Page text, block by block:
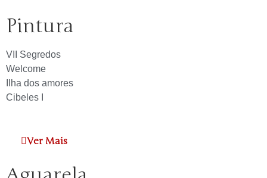
Pintura
VII Segredos
Welcome
Ilha dos amores
Cibeles I
Ver Mais